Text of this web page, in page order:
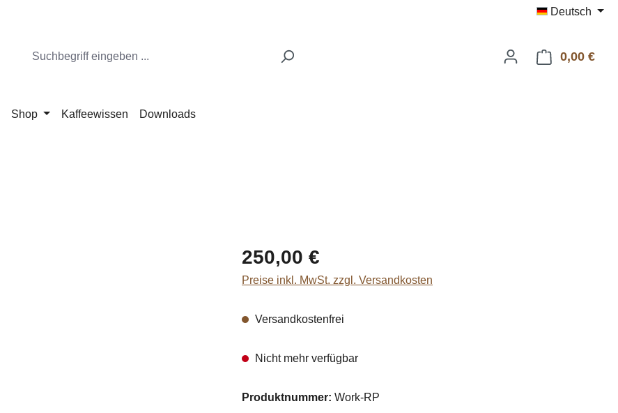
Deutsch
0,00 €
Shop Kaffeewissen Downloads
Regulärer Preis:
250,00 €
Preise inkl. MwSt. zzgl. Versandkosten
Versandkostenfrei
Nicht mehr verfügbar
Produktnummer: Work-RP